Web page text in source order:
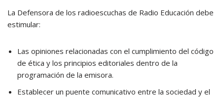
La Defensora de los radioescuchas de Radio Educación debe
estimular:
Las opiniones relacionadas con el cumplimiento del código
de ética y los principios editoriales dentro de la
programación de la emisora.
Establecer un puente comunicativo entre la sociedad y el